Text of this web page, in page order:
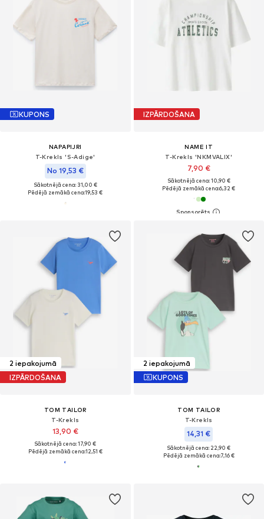
KUPONS
NAPAPIJRI
T-Krekls 'S-Adige'
No 19,53 €
Sākotnējā cena: 31,00 €
Pēdējā zemākā cena:19,53 €
IZPĀRDOŠANA
NAME IT
T-Krekls 'NKMVALIX'
7,90 €
Sākotnējā cena: 10,90 €
Pēdējā zemākā cena:6,32 €
2 iepakojumā
IZPĀRDOŠANA
TOM TAILOR
T-Krekls
13,90 €
Sākotnējā cena: 17,90 €
Pēdējā zemākā cena:12,51 €
2 iepakojumā
KUPONS
TOM TAILOR
T-Krekls
14,31 €
Sākotnējā cena: 22,90 €
Pēdējā zemākā cena:7,16 €